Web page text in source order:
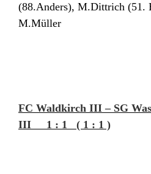
(88.Anders), M.Dittrich (51.
M.Müller
FC Waldkirch III – SG
III 1 : 1 ( 1 : 1 )